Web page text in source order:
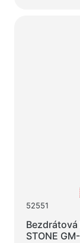
52551
STONE